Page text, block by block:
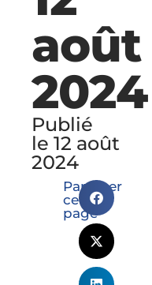
août
2024
Publié
le 12 août
2024
Partager
cette
page